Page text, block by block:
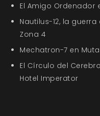
El Amigo Ordenador
Nautilus-12, la
Zona 4
Mechatron-7 en
El Círculo del
Hotel Imperator